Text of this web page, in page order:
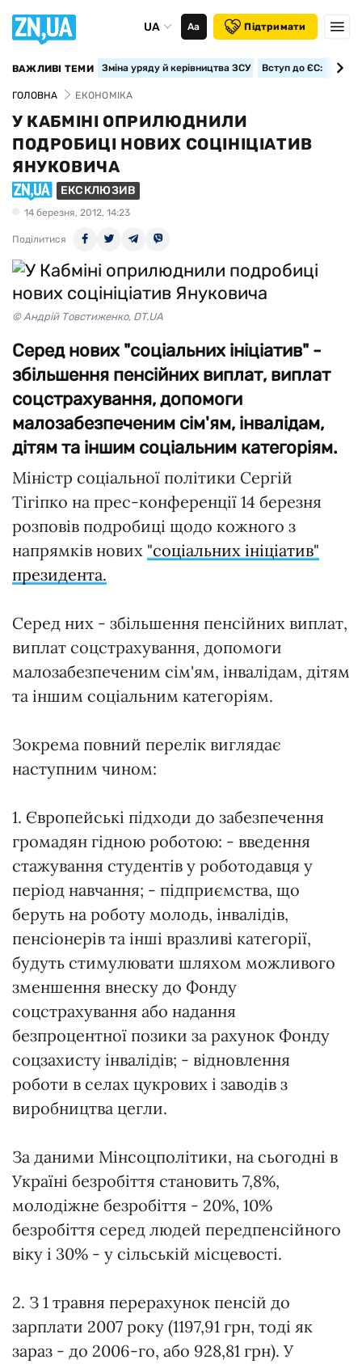
UA Аа Підтримати
ВАЖЛИВІ ТЕМИ Зміна уряду й керівництва ЗСУ Вступ до ЄС:
ГОЛОВНА ЕКОНОМІКА
У КАБМІНІ ОПРИЛЮДНИЛИ
ПОДРОБИЦІ НОВИХ СОЦІНІЦІАТИВ
ЯНУКОВИЧА
ЕКСКЛЮЗИВ
14 березня, 2012, 14:23
Поділитися
© Андрій Товстиженко, DT.UA
Серед нових "соціальних ініціатив" -
збільшення пенсійних виплат, виплат
соцстрахування, допомоги
малозабезпеченим сім'ям, інвалідам,
дітям та іншим соціальним категоріям.
Міністр соціальної політики Сергій
Тігіпко на прес-конференції 14 березня
розповів подробиці щодо кожного з
напрямків нових "соціальних ініціатив"
президента.
Серед них - збільшення пенсійних виплат,
виплат соцстрахування, допомоги
малозабезпеченим сім'ям, інвалідам, дітям
та іншим соціальним категоріям.
Зокрема повний перелік виглядає
наступним чином:
1. Європейські підходи до забезпечення
громадян гідною роботою: - введення
стажування студентів у роботодавця у
період навчання; - підприємства, що
беруть на роботу молодь, інвалідів,
пенсіонерів та інші вразливі категорії,
будуть стимулювати шляхом можливого
зменшення внеску до Фонду
соцстрахування або надання
безпроцентної позики за рахунок Фонду
соцзахисту інвалідів; - відновлення
роботи в селах цукрових і заводів з
виробництва цегли.
За даними Мінсоцполітики, на сьогодні в
Україні безробіття становить 7,8%,
молодіжне безробіття - 20%, 10%
безробіття серед людей передпенсійного
віку і 30% - у сільській місцевості.
2. З 1 травня перерахунок пенсій до
зарплати 2007 року (1197,91 грн, тоді як
зараз - до 2006-го, або 928,81 грн). У